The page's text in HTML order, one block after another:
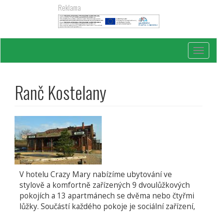
Reklama
Ranč Kostelany
V hotelu Crazy Mary nabízíme ubytování ve
stylově a komfortně zařízených 9 dvoulůžkových
pokojích a 13 apartmánech se dvěma nebo čtyřmi
lůžky. Součástí každého pokoje je sociální zařízení,